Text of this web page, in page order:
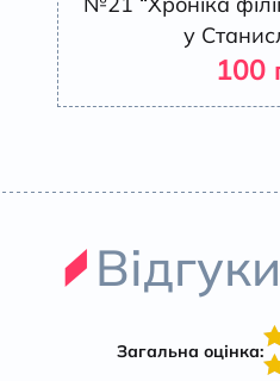
у
100
Відгуки
Загальна оцінка: